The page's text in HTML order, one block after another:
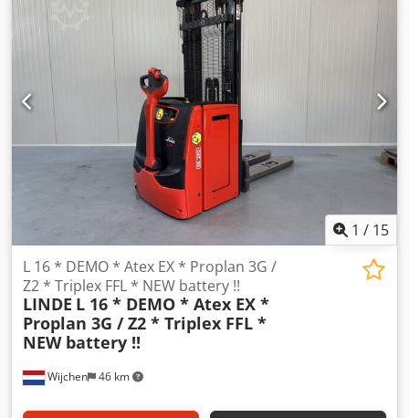
Lifting height:2950 mm Capacity:1200 kg Year:2018
Hours:714 hours Capacity:24 v / 440 ah - GEL Options:ZEER
unieke CONTRA stapelaar !!! Uitgevoerd met ; - MAST met
kantelfunctie - VRIJDRAGENDE verstelbare heftruck lepels -
GESCHIKT voor alle soorten pallets - POWERSTEERING ! ! !
1 / 15
Wijchen 46 km
L 16 * DEMO * Atex EX * Proplan 3G /
Z2 * Triplex FFL * NEW battery !!
LINDE L 16 * DEMO * Atex EX *
Proplan 3G / Z2 * Triplex FFL *
NEW battery !!